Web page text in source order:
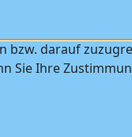
darauf
Sie Ihre